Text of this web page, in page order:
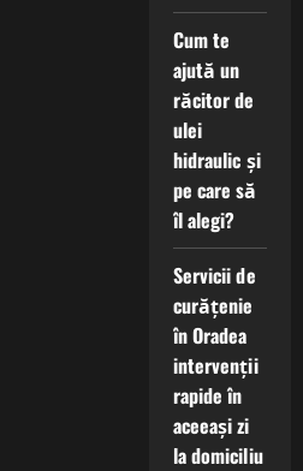
Cum te
ajută un
răcitor de
ulei
hidraulic și
pe care să
îl alegi?
Servicii de
curățenie
în Oradea
intervenții
rapide în
aceeași zi
la domiciliu